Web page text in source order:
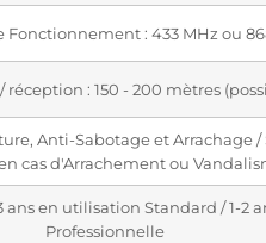
Fonctionnement : 433 MHz ou
réception : 150 - 200 mètres
Anti-Sabotage et Arrachage
cas d'Arrachement ou
en utilisation Standard / 1-2
Professionnelle